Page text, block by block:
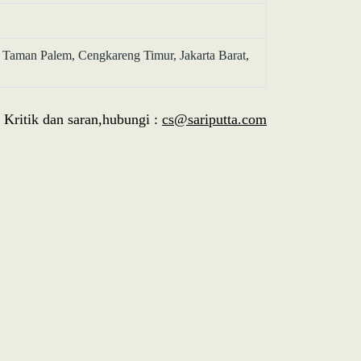
Palem, Cengkareng Timur, Jakarta Barat,
Kritik dan saran,hubungi : cs@sariputta.com